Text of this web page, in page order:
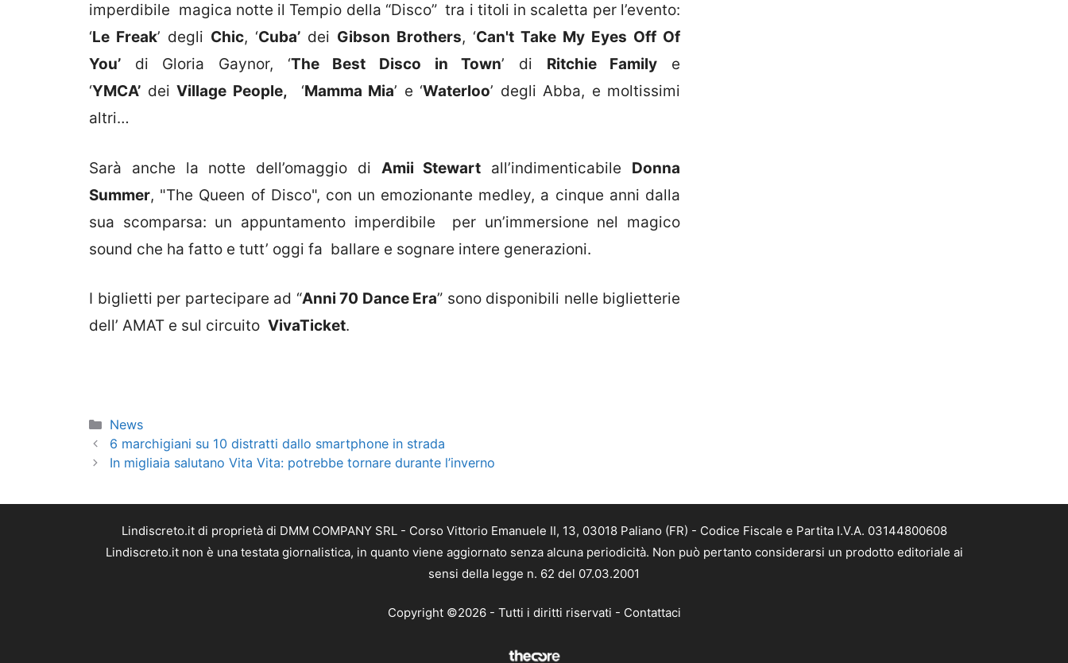
imperdibile magica notte il Tempio della “Disco” tra i titoli in scaletta per l’evento:
‘Le Freak’ degli Chic, ‘Cuba’ dei Gibson Brothers, ‘Can't Take My Eyes Off Of
You’ di Gloria Gaynor, ‘The Best Disco in Town’ di Ritchie Family e
‘YMCA’ dei Village People, ‘Mamma Mia’ e ‘Waterloo’ degli Abba, e moltissimi
altri…
Sarà anche la notte dell’omaggio di Amii Stewart all’indimenticabile Donna
Summer, "The Queen of Disco", con un emozionante medley, a cinque anni dalla
sua scomparsa: un appuntamento imperdibile per un’immersione nel magico
sound che ha fatto e tutt’ oggi fa ballare e sognare intere generazioni.
I biglietti per partecipare ad “Anni 70 Dance Era” sono disponibili nelle biglietterie
dell’ AMAT e sul circuito VivaTicket.
Categorie
News
6 marchigiani su 10 distratti dallo smartphone in strada
In migliaia salutano Vita Vita: potrebbe tornare durante l’inverno
Lindiscreto.it di proprietà di DMM COMPANY SRL - Corso Vittorio Emanuele II, 13, 03018 Paliano (FR) - Codice Fiscale e Partita I.V.A. 03144800608
Lindiscreto.it non è una testata giornalistica, in quanto viene aggiornato senza alcuna periodicità. Non può pertanto considerarsi un prodotto editoriale ai
sensi della legge n. 62 del 07.03.2001
Copyright ©2026 - Tutti i diritti riservati - Contattaci